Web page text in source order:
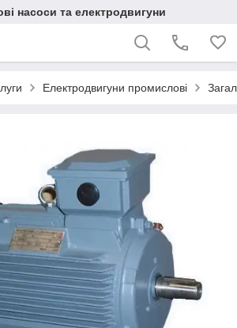
насоси та електродвигуни
Електродвигуни промислові